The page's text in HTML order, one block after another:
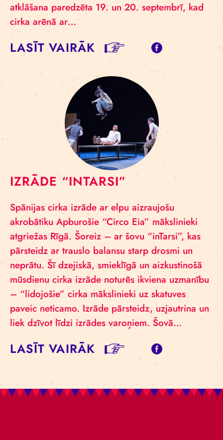
atklāšana paredzēta 19. un 20. septembrī, kad
cirka arēnā ar…
LASĪT VAIRĀK
IZRĀDE “INTARSI”
Spānijas cirka izrāde ar elpu aizraujošu
akrobātiku Apburošie “Circo Eia” mākslinieki
atgriežas Rīgā. Šoreiz – ar šovu “inTarsi”, kas
pārsteidz ar trauslo balansu starp drosmi un
neprātu. Šī dzejiskā, smieklīgā un aizkustinošā
mūsdienu cirka izrāde noturēs ikviena uzmanību
– “lidojošie” cirka mākslinieki uz skatuves
paveic neticamo. Izrāde pārsteidz, uzjautrina un
liek dzīvot līdzi izrādes varoņiem. Šovā…
LASĪT VAIRĀK